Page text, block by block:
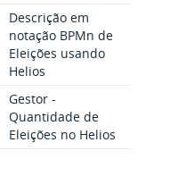
Descrição em
notação BPMn de
Eleições usando
Helios
Gestor -
Quantidade de
Eleições no Helios